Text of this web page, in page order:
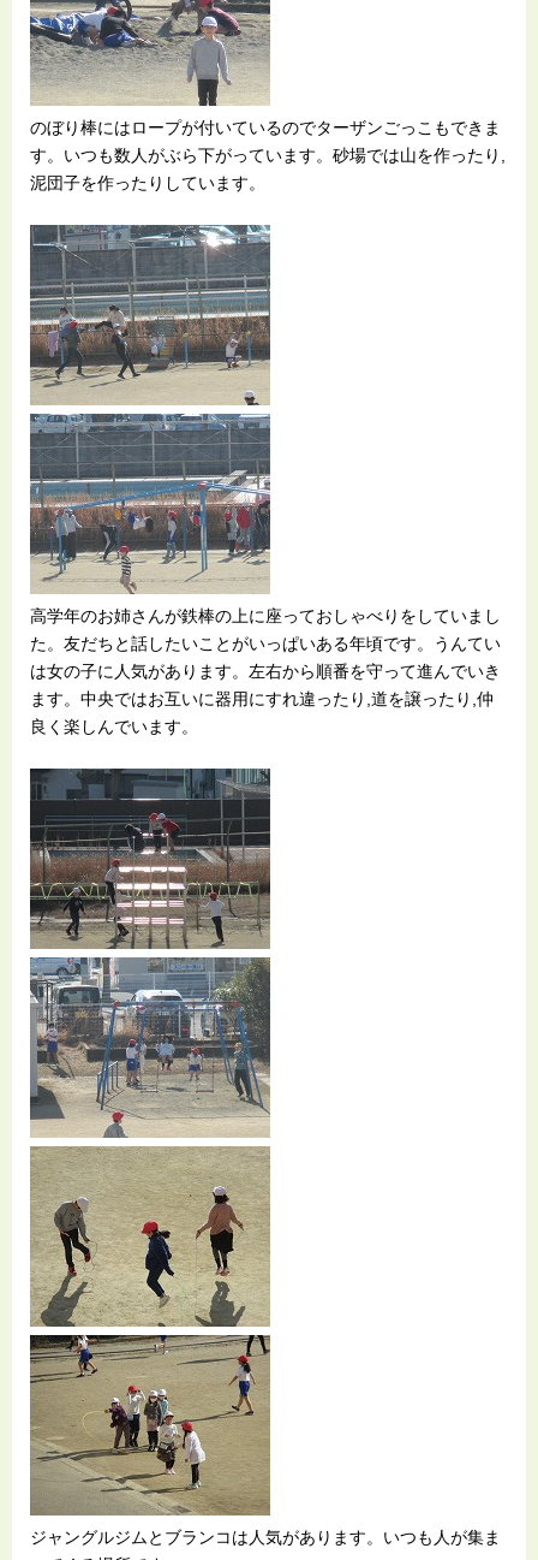
のぼり棒にはロープが付いているのでターザンごっこもできま
す。いつも数人がぶら下がっています。砂場では山を作ったり,
泥団子を作ったりしています。
高学年のお姉さんが鉄棒の上に座っておしゃべりをしていまし
た。友だちと話したいことがいっぱいある年頃です。うんてい
は女の子に人気があります。左右から順番を守って進んでいき
ます。中央ではお互いに器用にすれ違ったり,道を譲ったり,仲
良く楽しんでいます。
ジャングルジムとブランコは人気があります。いつも人が集ま